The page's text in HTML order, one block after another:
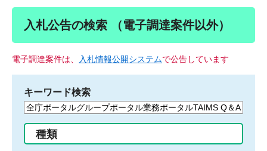
入札公告の検索 （電子調達案件以外）
電子調達案件は、 入札情報公開システムで公告しています
キーワード検索
検
る
種類